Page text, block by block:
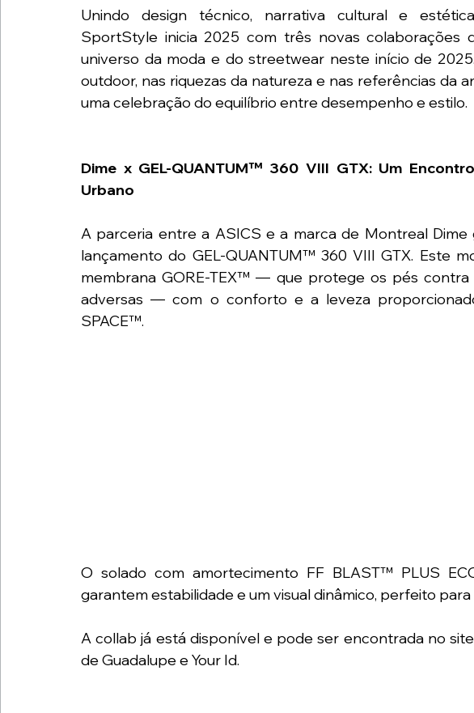
Unindo design técnico, narrativa cultural e
SportStyle inicia 2025 com três novas colaborações
universo da moda e do streetwear neste início de
outdoor, nas riquezas da natureza e nas referências da
uma celebração do equilíbrio entre desempenho e estilo.
Dime x GEL-QUANTUM™ 360 VIII GTX: Um
Urbano
A parceria entre a ASICS e a marca de Montreal
lançamento do GEL-QUANTUM™ 360 VIII GTX. Este
membrana GORE-TEX™ — que protege os pés contra
adversas — com o conforto e a leveza
SPACE™.
O solado com amortecimento FF BLAST™ PLUS
garantem estabilidade e um visual dinâmico, perfeito para
A collab já está disponível e pode ser encontrada no
de Guadalupe e Your Id.